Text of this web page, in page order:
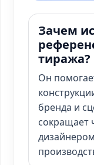
Зачем
тиража?
Он
бренда и
сокращает